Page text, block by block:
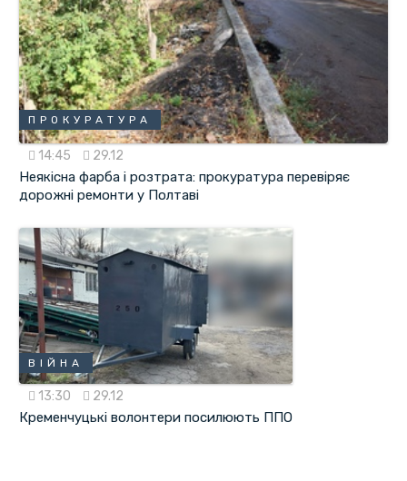
ПРОКУРАТУРА
14:45 29.12
Неякісна фарба і розтрата: прокуратура перевіряє
дорожні ремонти у Полтаві
ВІЙНА
13:30 29.12
Кременчуцькі волонтери посилюють ППО